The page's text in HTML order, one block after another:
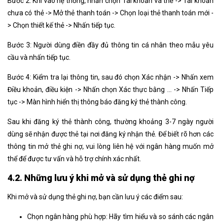
chưa có thẻ -> Mở thẻ thanh toán -> Chọn loại thẻ thanh toán mới -
> Chọn thiết kế thẻ -> Nhấn tiếp tục.
Bước 3: Người dùng điền đầy đủ thông tin cá nhân theo mẫu yêu
cầu và nhấn tiếp tục.
Bước 4: Kiểm tra lại thông tin, sau đó chọn Xác nhận -> Nhấn xem
Điều khoản, điều kiện -> Nhấn chọn Xác thực bằng … -> Nhấn Tiếp
tục -> Màn hình hiển thị thông báo đăng ký thẻ thành công.
Sau khi đăng ký thẻ thành công, thường khoảng 3-7 ngày người
dùng sẽ nhận được thẻ tại nơi đăng ký nhận thẻ. Để biết rõ hơn các
thông tin mở thẻ ghi nợ, vui lòng liên hệ với ngân hàng muốn mở
thể để được tư vấn và hỗ trợ chính xác nhất.
4.2. Những lưu ý khi mở và sử dụng thẻ ghi nợ
Khi mở và sử dụng thẻ ghi nợ, bạn cần lưu ý các điểm sau:
Chọn ngân hàng phù hợp: Hãy tìm hiểu và so sánh các ngân